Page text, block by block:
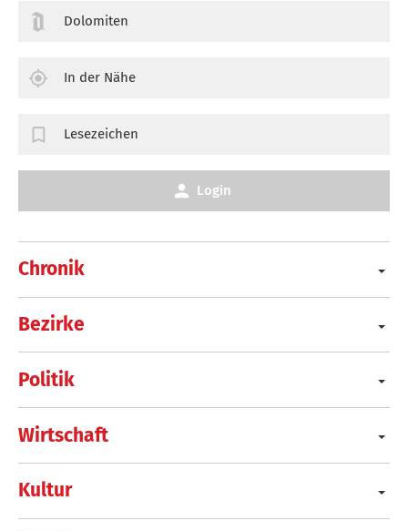
Chronik
Bezirke
Politik
Wirtschaft
Kultur
Dolomiten
In der Nähe
Lesezeichen
Login